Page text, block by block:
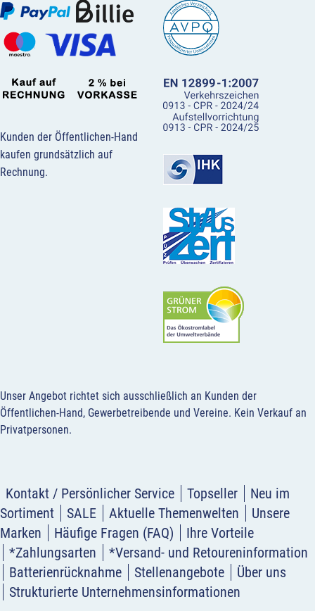
Kunden der Öffentlichen-Hand
kaufen grundsätzlich auf
Rechnung.
Unser Angebot richtet sich ausschließlich an Kunden der
Öffentlichen-Hand, Gewerbetreibende und Vereine. Kein Verkauf an
Privatpersonen.
Kontakt / Persönlicher Service Topseller
Neu im
Sortiment
SALE Aktuelle Themenwelten
Unsere
Marken
Häufige Fragen (FAQ)
Ihre Vorteile
*Zahlungsarten
*Versand- und Retoureninformation
Batterienrücknahme
Stellenangebote
Über uns
Strukturierte Unternehmensinformationen